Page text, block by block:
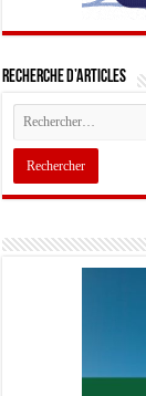
Recherche d’articles